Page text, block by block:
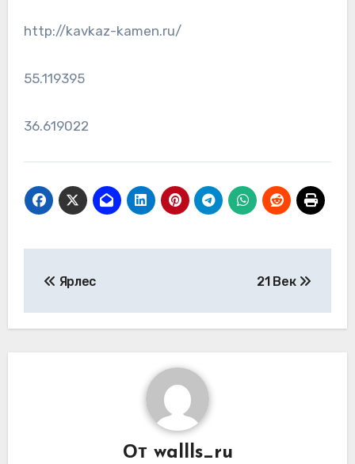
http://kavkaz-kamen.ru/
55.119395
36.619022
записям
Ярлес 21 Век
От wallls_ru